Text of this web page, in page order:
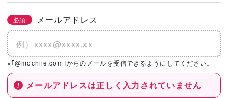
必須 メールアドレス
※｢@mochiie.com｣からのメールを受信できるようにしてください。
メールアドレスは正しく入力されていません